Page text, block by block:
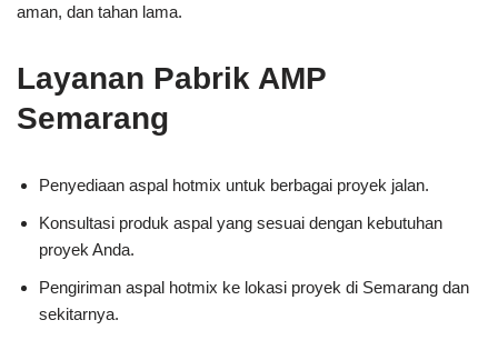
aman, dan tahan lama.
Layanan Pabrik AMP
Semarang
Penyediaan aspal hotmix untuk berbagai proyek jalan.
Konsultasi produk aspal yang sesuai dengan kebutuhan
proyek Anda.
Pengiriman aspal hotmix ke lokasi proyek di Semarang dan
sekitarnya.